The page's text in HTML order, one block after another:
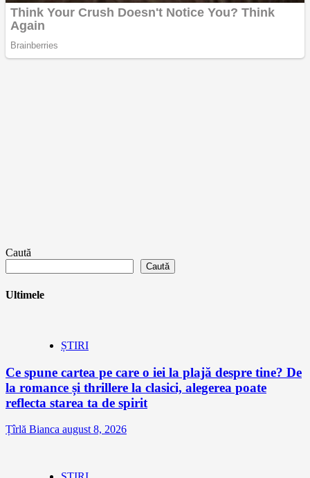
Caută
Caută
Ultimele
ȘTIRI
Ce spune cartea pe care o iei la plajă despre tine? De
la romance și thrillere la clasici, alegerea poate
reflecta starea ta de spirit
Țîrlă Bianca august 8, 2026